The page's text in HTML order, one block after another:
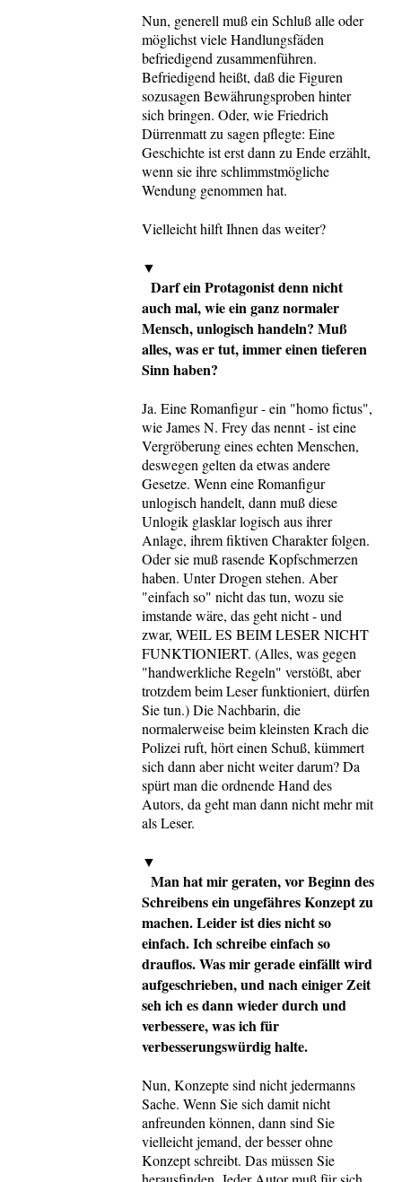
Nun, generell muß ein Schluß alle oder
möglichst viele Handlungsfäden
befriedigend zusammenführen.
Befriedigend heißt, daß die Figuren
sozusagen Bewährungsproben hinter
sich bringen. Oder, wie Friedrich
Dürrenmatt zu sagen pflegte: Eine
Geschichte ist erst dann zu Ende erzählt,
wenn sie ihre schlimmstmögliche
Wendung genommen hat.
Vielleicht hilft Ihnen das weiter?
▼
Darf ein Protagonist denn nicht
auch mal, wie ein ganz normaler
Mensch, unlogisch handeln? Muß
alles, was er tut, immer einen tieferen
Sinn haben?
Ja. Eine Romanfigur - ein "homo fictus",
wie James N. Frey das nennt - ist eine
Vergröberung eines echten Menschen,
deswegen gelten da etwas andere
Gesetze. Wenn eine Romanfigur
unlogisch handelt, dann muß diese
Unlogik glasklar logisch aus ihrer
Anlage, ihrem fiktiven Charakter folgen.
Oder sie muß rasende Kopfschmerzen
haben. Unter Drogen stehen. Aber
"einfach so" nicht das tun, wozu sie
imstande wäre, das geht nicht - und
zwar, WEIL ES BEIM LESER NICHT
FUNKTIONIERT. (Alles, was gegen
"handwerkliche Regeln" verstößt, aber
trotzdem beim Leser funktioniert, dürfen
Sie tun.) Die Nachbarin, die
normalerweise beim kleinsten Krach die
Polizei ruft, hört einen Schuß, kümmert
sich dann aber nicht weiter darum? Da
spürt man die ordnende Hand des
Autors, da geht man dann nicht mehr mit
als Leser.
▼
Man hat mir geraten, vor Beginn des
Schreibens ein ungefähres Konzept zu
machen. Leider ist dies nicht so
einfach. Ich schreibe einfach so
drauflos. Was mir gerade einfällt wird
aufgeschrieben, und nach einiger Zeit
seh ich es dann wieder durch und
verbessere, was ich für
verbesserungswürdig halte.
Nun, Konzepte sind nicht jedermanns
Sache. Wenn Sie sich damit nicht
anfreunden können, dann sind Sie
vielleicht jemand, der besser ohne
Konzept schreibt. Das müssen Sie